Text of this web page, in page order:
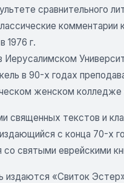
сравнительного
1976 г.
в 90-х годах
женском
священных текстов и
с конца 70-х
святыми еврейскими
«Свиток